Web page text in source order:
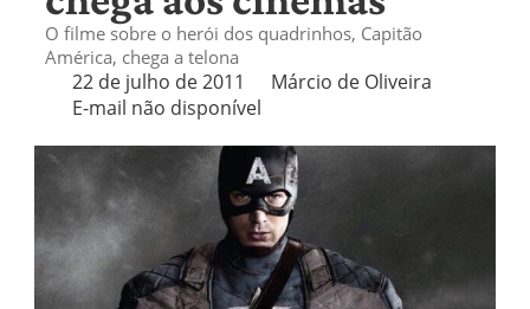
O filme sobre o herói dos quadrinhos, Capitão
América, chega a telona
22 de julho de 2011
Márcio de Oliveira
E-mail não disponível